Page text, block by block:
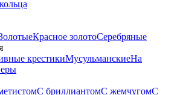
Красное золотоСеребряные
крестикиМусульманскиеНа
С бриллиантомС жемчугомС